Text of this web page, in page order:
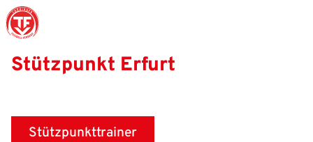
Stützpunkt Erfurt
Stützpunkttrainer
Amtliches
Frauen
Stützpunkte
Schiedsrichter
Ehrenamt
Termine